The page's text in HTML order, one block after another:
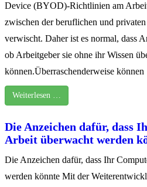
Device (BYOD)-Richtlinien am
zwischen der beruflichen und
verwischt. Daher ist es normal, dass
ob Arbeitgeber sie ohne ihr Wissen
können.Überraschenderweise
Weiterlesen …
Die Anzeichen dafür, dass
Arbeit überwacht werden
Die Anzeichen dafür, dass Ihr
werden könnte Mit der